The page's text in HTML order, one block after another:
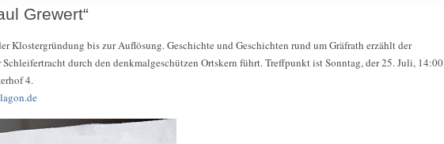
Grewert“
Klostergründung bis zur Auflösung. Geschichte und Geschichten rund um Gräfrath erzählt der
durch den denkmalgeschützen Ortskern führt. Treffpunkt ist Sonntag, der 25. Juli, 14:00
4.